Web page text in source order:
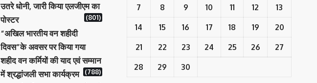
उतरे धोनी, जारी किया एलजीएम का
पोस्टर
(801)
“अखिल भारतीय वन शहीदी
दिवस”के अवसर पर किया गया
शहीद वन कर्मियों की याद एवं सम्मान
में श्रद्धांजली सभा कार्यक्रम
(788)
7 8 9 10 11 12 13
14 15 16 17 18 19 20
21 22 23 24 25 26 27
28 29 30